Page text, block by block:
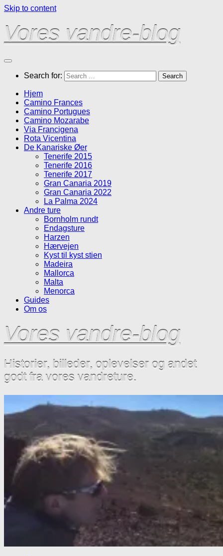
Skip to content
Vores vandre-blog
Search for:
Hjem
Camino Frances
Camino Portugues
Camino Mozarabe
Via Francigena
Rota Vicentina
De Kanariske Øer
Tenerife 2015
Tenerife 2016
Tenerife 2017
Gran Canaria 2019
Gran Canaria 2022
La Palma 2024
Andre ture
Bornholm rundt
Endagsture
Harzen
Hærvejen
Kyst til kyst stien
Madeira
Mallorca
Malta
Menorca
Guides
Om os
Vores vandre-blog
Historier, billeder, oplevelser og andet
godt fra vores vandreture.